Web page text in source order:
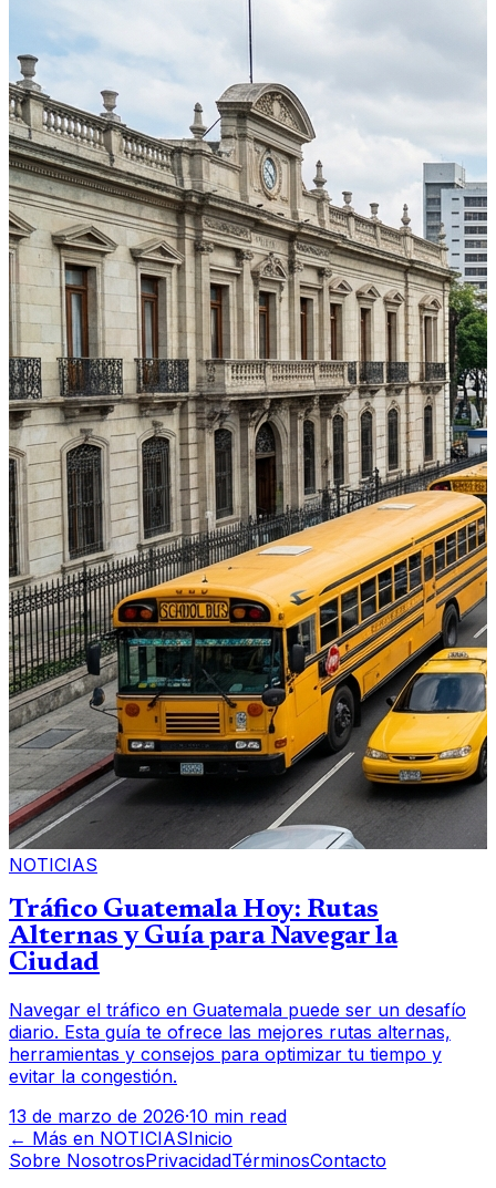
NOTICIAS
Tráfico Guatemala Hoy: Rutas
Alternas y Guía para Navegar la
Ciudad
Navegar el tráfico en Guatemala puede ser un desafío
diario. Esta guía te ofrece las mejores rutas alternas,
herramientas y consejos para optimizar tu tiempo y
evitar la congestión.
13 de marzo de 2026·10 min read
← Más en NOTICIASInicio
Sobre NosotrosPrivacidadTérminosContacto